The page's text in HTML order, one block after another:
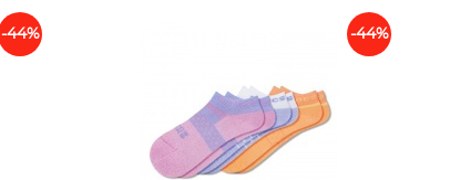
-44% -44%